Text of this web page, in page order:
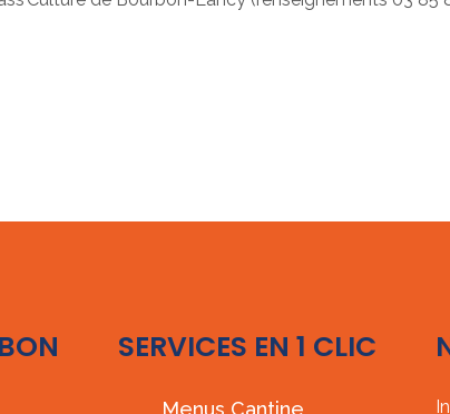
SERVICES EN 1 CLIC
Menus Cantine